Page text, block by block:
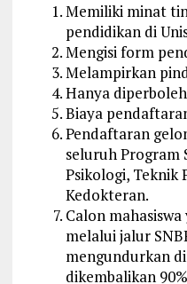
Memiliki minat
pendidikan di
Mengisi form
Melampirkan
Hanya
Biaya
Pendaftaran
seluruh Program
Psikologi, Teknik
Kedokteran.
Calon
melalui jalur
mengundurkan
dikembalikan